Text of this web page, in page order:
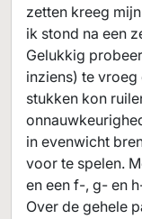
zetten kreeg
ik stond na een
Gelukkig
inziens) te
stukken kon
in evenwicht
voor te spelen.
en een f-, g- en
Over de gehele